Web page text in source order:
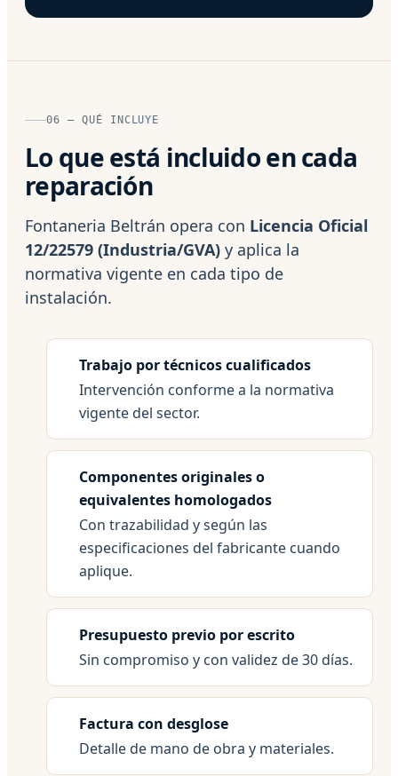
06 — QUÉ INCLUYE
Lo que está incluido en cada
reparación
Fontaneria Beltrán opera con Licencia Oficial
12/22579 (Industria/GVA) y aplica la
normativa vigente en cada tipo de
instalación.
Trabajo por técnicos cualificados
Intervención conforme a la normativa
vigente del sector.
Componentes originales o
equivalentes homologados
Con trazabilidad y según las
especificaciones del fabricante cuando
aplique.
Presupuesto previo por escrito
Sin compromiso y con validez de 30 días.
Factura con desglose
Detalle de mano de obra y materiales.